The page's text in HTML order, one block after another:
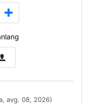
avg. 08, 2026)